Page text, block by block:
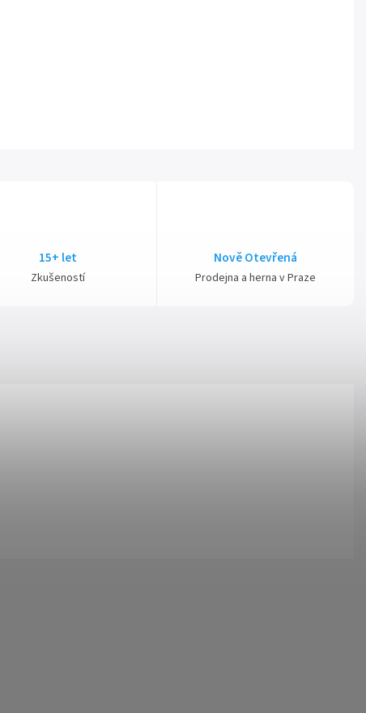
15+ let
Zkušeností
Nově Otevřená
Prodejna a herna v Praze